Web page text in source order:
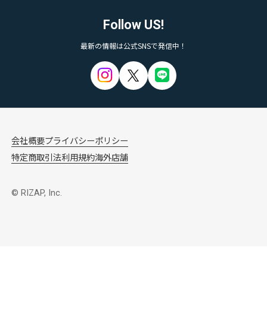
Follow US!
最新の情報は公式SNSで発信中！
会社概要プライバシーポリシー
特定商取引法利用規約海外店舗
© RIZAP, Inc.